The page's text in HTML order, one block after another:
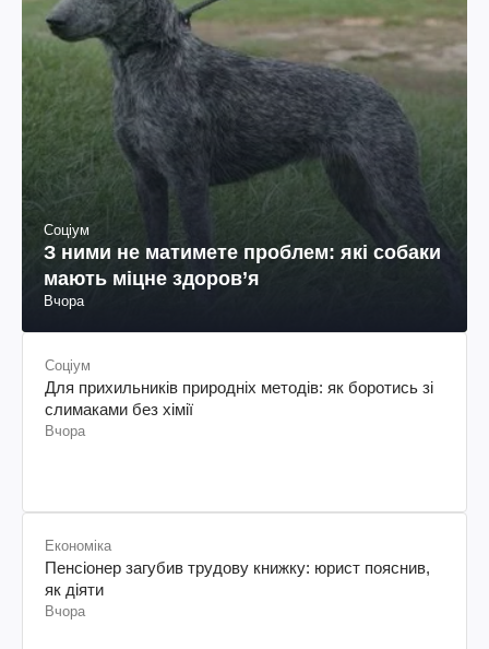
Соціум
З ними не матимете проблем: які собаки
мають міцне здоров’я
Вчора
Соціум
Для прихильників природніх методів: як боротись зі
слимаками без хімії
Вчора
Економіка
Пенсіонер загубив трудову книжку: юрист пояснив,
як діяти
Вчора